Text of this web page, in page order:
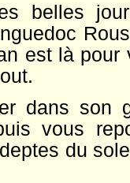
belles
est là pour
dans son
vous
du